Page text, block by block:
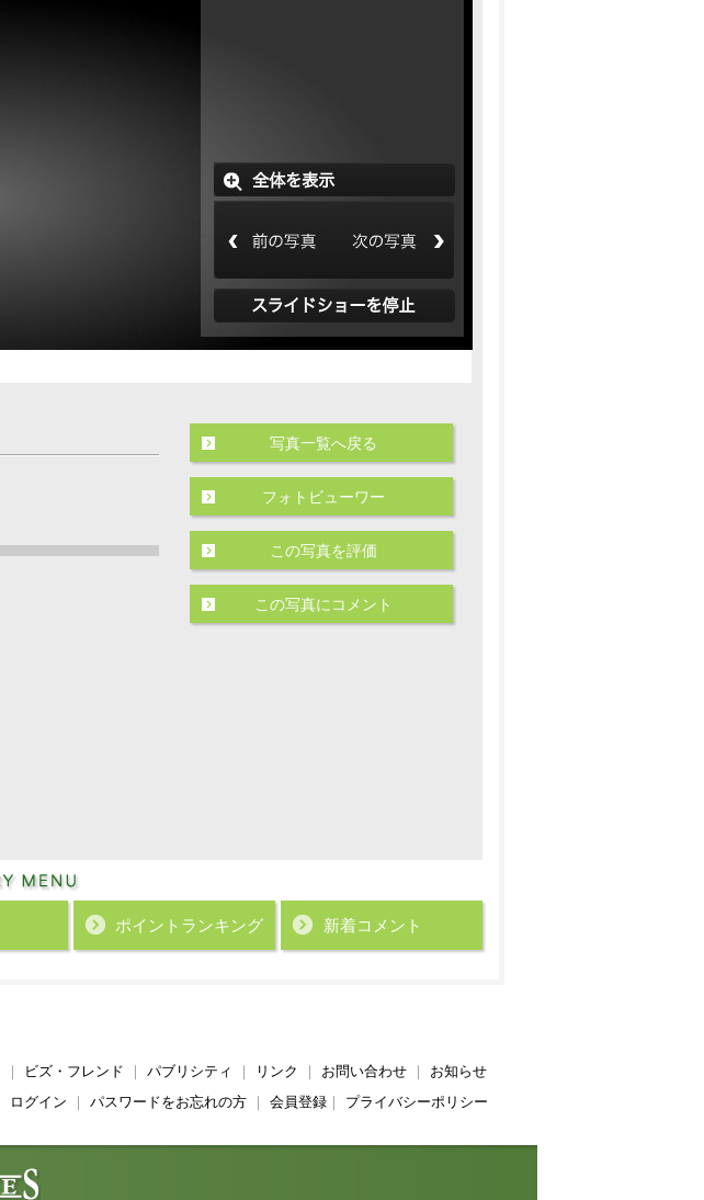
写真一覧へ戻る
フォトビューワー
この写真を評価
この写真にコメント
ポイント ランキング 新着コメント
ビズ・フレンド パブリシティ リンク お問い合わせ｜ お知らせ
ログイン パスワードをお忘れの方｜ 会員登録｜ プライバシーポリシー